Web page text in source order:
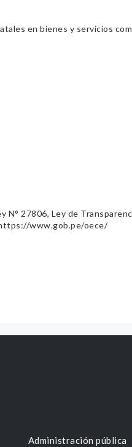
en bienes y servicios
27806, Ley de
www.gob.pe/oece/
Administración pública